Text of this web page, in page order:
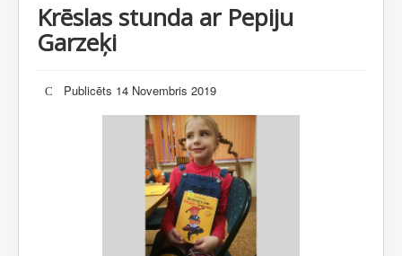
Krēslas stunda ar Pepiju
Garzeķi
Publicēts 14 Novembris 2019